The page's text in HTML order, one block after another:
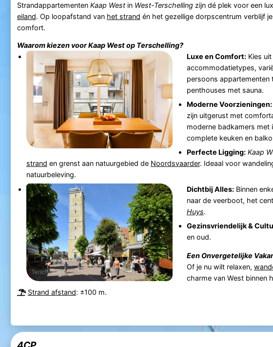
Strandappartementen Kaap Westin West-Terschellingzijn dé plek voor een
eiland. Op loopafstand van het strand én het gezellige dorpscentrum verblijf
comfort.
Waarom kiezen voorKaap Westop Terschelling?
Luxe en Comfort:Kies uit
accommodatietypes,
persoons appartementen
penthouses met sauna.
Moderne Voorzieningen:
zijn uitgerust met
moderne badkamers met
complete keuken en
Perfecte Ligging: Kaap
strand en grenst aan natuurgebied de Noordsvaarder. Ideaal voor
natuurbeleving.
Dichtbij Alles:Binnen
naar de veerboot, het
Huys.
Gezinsvriendelijk &
en oud.
Een Onvergetelijke
Of je nu wilt relaxen,
charme van West binnen
Strand afstand: ±100 m.